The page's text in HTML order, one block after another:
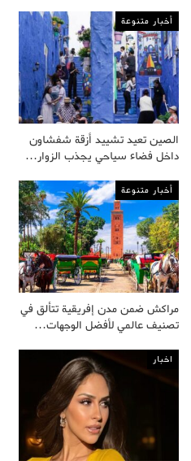
أخبار متنوعة
الصين تعيد تشييد أزقة شفشاون
داخل فضاء سياحي يجذب الزوار…
أخبار متنوعة
مراكش ضمن مدن إفريقية تتألق في
تصنيف عالمي لأفضل الوجهات…
اخبار